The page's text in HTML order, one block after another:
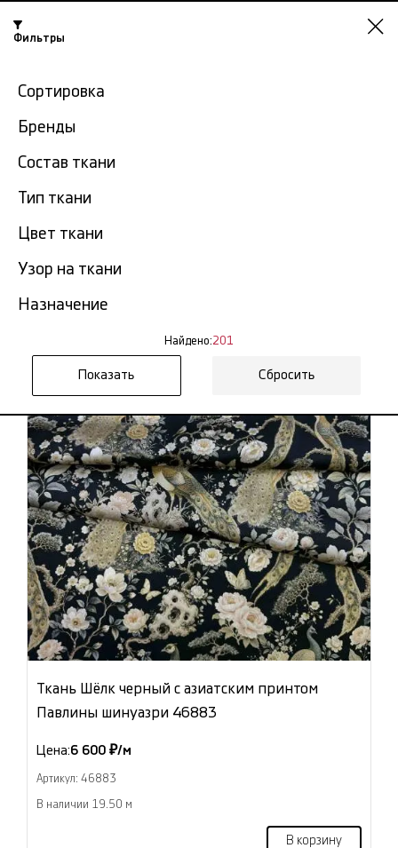
Челябинск
-15% на ткани по промокоду NY15
ГлавнаяНатуральный шелк
Шелк с узором в
Челябинске
Фильтр
Фильтры
Сортировка
Бренды
Состав ткани
Тип ткани
Цвет ткани
Узор на ткани
Назначение
Найдено:201
Сбросить
Ткань Шёлк черный с азиатским принтом
Павлины шинуазри 46883
Цена:6 600 ₽/м
Артикул: 46883
В наличии 19.50 м
В корзину